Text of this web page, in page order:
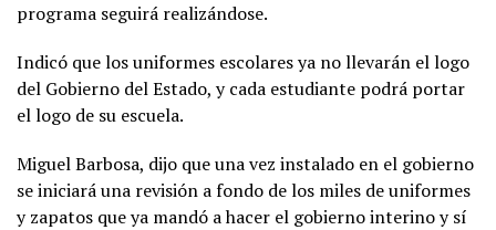
programa seguirá realizándose.
Indicó que los uniformes escolares ya no llevarán el logo
del Gobierno del Estado, y cada estudiante podrá portar
el logo de su escuela.
Miguel Barbosa, dijo que una vez instalado en el gobierno
se iniciará una revisión a fondo de los miles de uniformes
y zapatos que ya mandó a hacer el gobierno interino y sí